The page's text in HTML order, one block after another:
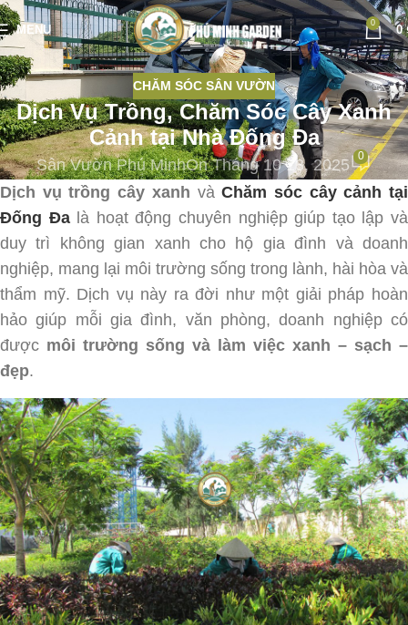
MENU
0
0
CHĂM SÓC SÂN VƯỜN
Dịch Vụ Trồng, Chăm Sóc Cây Xanh
Cảnh tại Nhà Đống Đa
Sân Vườn Phú MinhOn Tháng 10 13, 2025 0
Dịch vụ trồng cây xanh vàChăm sóc cây cảnh tại
Đống Đalà hoạt động chuyên nghiệp giúp tạo lập và
duy trì không gian xanh cho hộ gia đình và doanh
nghiệp, mang lại môi trường sống trong lành, hài hòa và
thẩm mỹ. Dịch vụ này ra đời như một giải pháp hoàn
hảo giúp mỗi gia đình, văn phòng, doanh nghiệp có
được môi trường sống và làm việc xanh – sạch –
đẹp.